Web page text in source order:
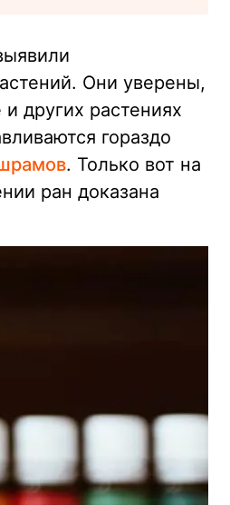
Они уверены,
других растениях
гораздо
. Только вот на
ран доказана